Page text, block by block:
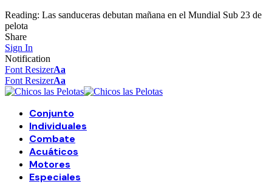
Reading: Las sanduceras debutan mañana en el Mundial Sub 23 de
pelota
Share
Sign In
Notification
Font ResizerAa
Font ResizerAa
Conjunto
Individuales
Combate
Acuáticos
Motores
Especiales